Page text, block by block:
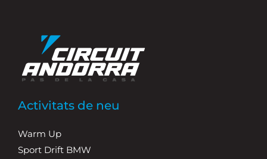
Activitats de neu
Warm Up
Sport Drift BMW